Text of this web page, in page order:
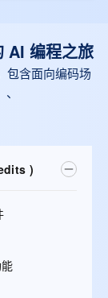
AI 编程之旅
包含面向编码场
)